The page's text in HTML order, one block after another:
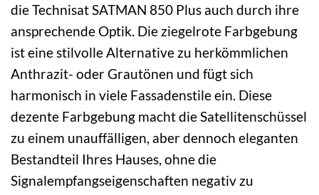
die Technisat SATMAN 850 Plus auch durch ihre
ansprechende Optik. Die ziegelrote Farbgebung
ist eine stilvolle Alternative zu herkömmlichen
Anthrazit- oder Grautönen und fügt sich
harmonisch in viele Fassadenstile ein. Diese
dezente Farbgebung macht die Satellitenschüssel
zu einem unauffälligen, aber dennoch eleganten
Bestandteil Ihres Hauses, ohne die
Signalempfangseigenschaften negativ zu